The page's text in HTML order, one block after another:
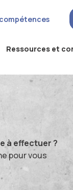
Ressources et
à effectuer ?
pour vous